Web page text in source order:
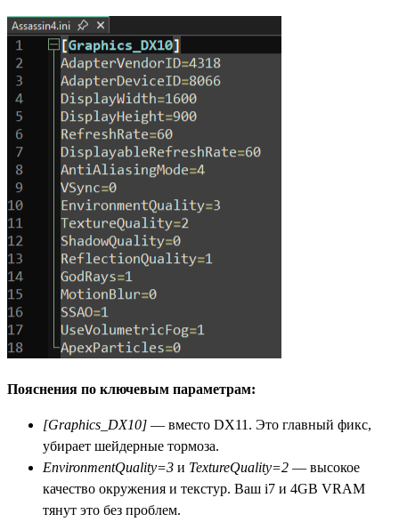
Пояснения по ключевым параметрам:
[Graphics_DX10] — вместо DX11. Это главный фикс,
убирает шейдерные тормоза.
EnvironmentQuality=3 и TextureQuality=2 — высокое
качество окружения и текстур. Ваш i7 и 4GB VRAM
тянут это без проблем.